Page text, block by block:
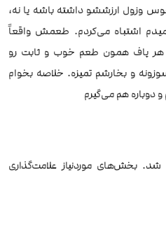
وزول ارزششو داشته باشه یا نه،
اشتباه می‌کردم. طعمش واقعاً
هر پاف همون طعم خوب و ثابت رو
و بخارشم تمیزه. خلاصه بخوام
دوباره هم می‌گیرم
شد. بخش‌های موردنیاز علامت‌گذاری